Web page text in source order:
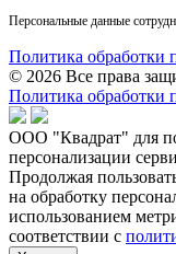
Персональные данные
Политика обработки
© 2026 Все права
Политика обработки
ООО "Квадрат" для
персонализации
Продолжая
на обработку
использованием
соответствии с